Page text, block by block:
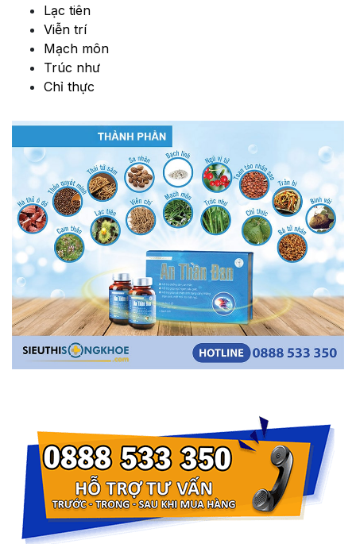
Lạc tiên
Viễn trí
Mạch môn
Trúc như
Chỉ thực